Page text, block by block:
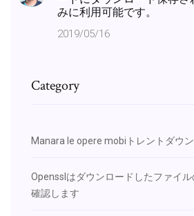
みに利用可能です。
2019/05/16
Category
Manara le opere mobiトレントダウ
Opensslはダウンロードしたファイ
確認します